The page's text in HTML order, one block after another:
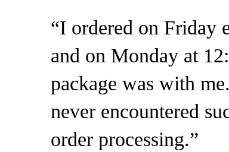
“I ordered on Friday
and on Monday at
package was with
never encountered
order processing.”
4 out
of 5